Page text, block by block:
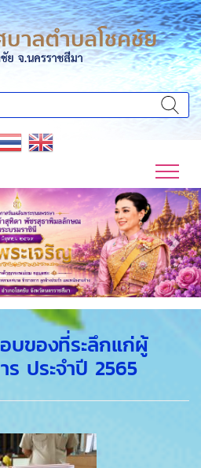
Next
บของที่ระลึกแก่ผู้
ประจำปี 2565